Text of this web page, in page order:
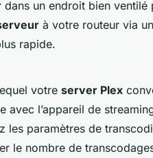
dans un endroit bien ventilé
à votre routeur via
rapide.
votre server Plex
avec l’appareil de
les paramètres de
le nombre de